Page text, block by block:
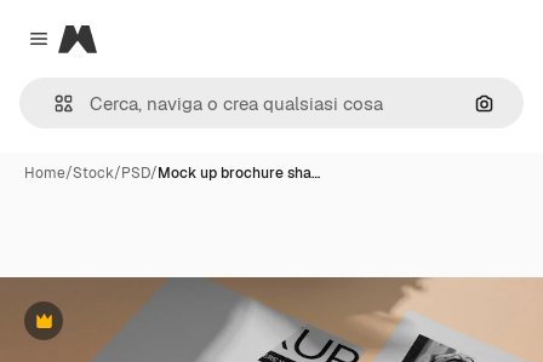
Close menu
Magnific
Cerca
Home/Stock/PSD/Mock up brochure sha…
Premium